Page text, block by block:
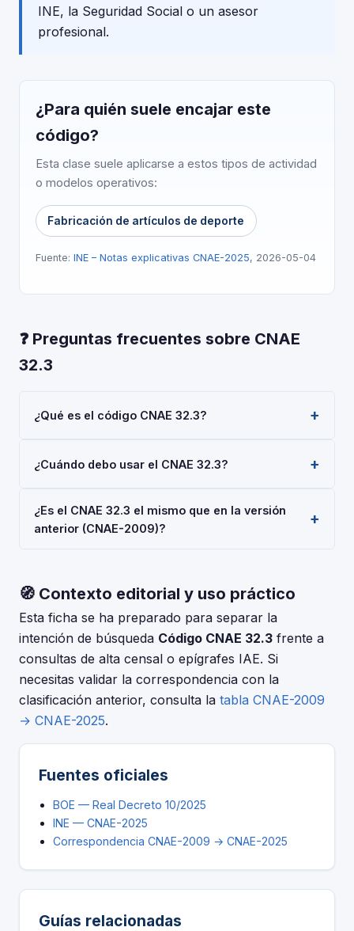
INE, la Seguridad Social o un asesor
profesional.
¿Para quién suele encajar este
código?
Esta clase suele aplicarse a estos tipos de actividad
o modelos operativos:
Fabricación de artículos de deporte
Fuente: INE – Notas explicativas CNAE-2025, 2026-05-04
❓ Preguntas frecuentes sobre CNAE
32.3
¿Qué es el código CNAE 32.3?
artículos de deporte', según la Clasificación Nacional
aprobada por Real Decreto 10/2025. Es un código de
nivel 'Grupo' usado en registros oficiales en España.
¿Cuándo debo usar el CNAE 32.3?
'Fabricación de artículos de deporte'. Deberás
indicarlo al darte de alta en la Seguridad Social
¿Es el CNAE 32.3 el mismo que en la versión
anterior (CNAE-2009)?
para verificar si el código 32.3 tuvo modificaciones. El
periodo de adaptación fue hasta el 30 de junio de
2025.
🧭 Contexto editorial y uso práctico
Esta ficha se ha preparado para separar la
intención de búsqueda Código CNAE 32.3 frente a
consultas de alta censal o epígrafes IAE. Si
necesitas validar la correspondencia con la
clasificación anterior, consulta la tabla CNAE-2009
→ CNAE-2025.
Fuentes oficiales
BOE — Real Decreto 10/2025
INE — CNAE-2025
Correspondencia CNAE-2009 → CNAE-2025
Guías relacionadas